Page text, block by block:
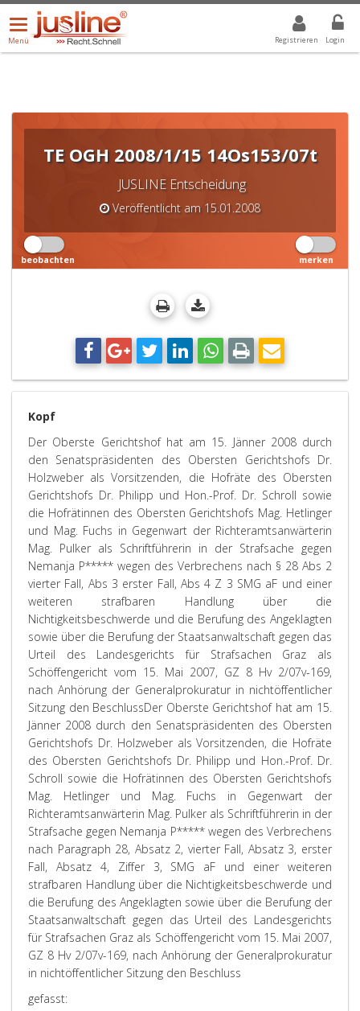
Registrieren Login
Menü
öffnen/schließen
Menü
ALLE DROPDOWN: GEWÄHLTER WERT IST ALLE
TE OGH 2008/1/15 14Os153/07t
JUSLINE Entscheidung
Veröffentlicht am 15.01.2008
beobachten merken
Kopf
Der Oberste Gerichtshof hat am 15. Jänner 2008 durch
den Senatspräsidenten des Obersten Gerichtshofs Dr.
Holzweber als Vorsitzenden, die Hofräte des Obersten
Gerichtshofs Dr. Philipp und Hon.-Prof. Dr. Schroll sowie
die Hofrätinnen des Obersten Gerichtshofs Mag. Hetlinger
und Mag. Fuchs in Gegenwart der Richteramtsanwärterin
Mag. Pulker als Schriftführerin in der Strafsache gegen
Nemanja P***** wegen des Verbrechens nach § 28 Abs 2
vierter Fall, Abs 3 erster Fall, Abs 4 Z 3 SMG aF und einer
weiteren strafbaren Handlung über die
Nichtigkeitsbeschwerde und die Berufung des Angeklagten
sowie über die Berufung der Staatsanwaltschaft gegen das
Urteil des Landesgerichts für Strafsachen Graz als
Schöffengericht vom 15. Mai 2007, GZ 8 Hv 2/07v-169,
nach Anhörung der Generalprokuratur in nichtöffentlicher
Sitzung den BeschlussDer Oberste Gerichtshof hat am 15.
Jänner 2008 durch den Senatspräsidenten des Obersten
Gerichtshofs Dr. Holzweber als Vorsitzenden, die Hofräte
des Obersten Gerichtshofs Dr. Philipp und Hon.-Prof. Dr.
Schroll sowie die Hofrätinnen des Obersten Gerichtshofs
Mag. Hetlinger und Mag. Fuchs in Gegenwart der
Richteramtsanwärterin Mag. Pulker als Schriftführerin in der
Strafsache gegen Nemanja P***** wegen des Verbrechens
nach Paragraph 28, Absatz 2, vierter Fall, Absatz 3, erster
Fall, Absatz 4, Ziffer 3, SMG aF und einer weiteren
strafbaren Handlung über die Nichtigkeitsbeschwerde und
die Berufung des Angeklagten sowie über die Berufung der
Staatsanwaltschaft gegen das Urteil des Landesgerichts
für Strafsachen Graz als Schöffengericht vom 15. Mai 2007,
GZ 8 Hv 2/07v-169, nach Anhörung der Generalprokuratur
in nichtöffentlicher Sitzung den Beschluss
gefasst: